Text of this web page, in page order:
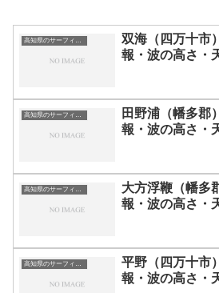
高知県のサーフィン波情報・ポイント・スポット一覧
双海（四万十市
報・波の高さ・
田野浦（幡多郡
報・波の高さ・
大方浮鞭（幡多
報・波の高さ・
平野（四万十市
報・波の高さ・